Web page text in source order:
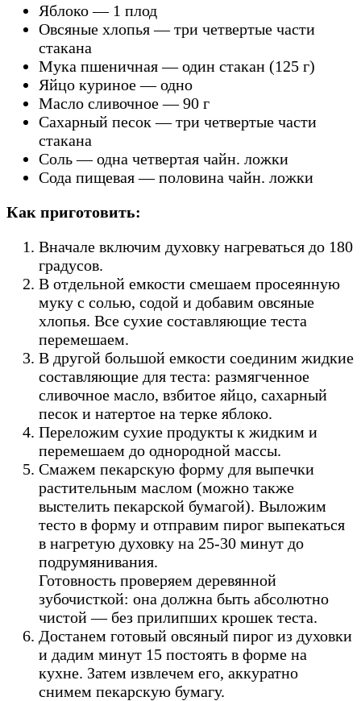
Яблоко — 1 плод
Овсяные хлопья — три четвертые части
стакана
Мука пшеничная — один стакан (125 г)
Яйцо куриное — одно
Масло сливочное — 90 г
Сахарный песок — три четвертые части
стакана
Соль — одна четвертая чайн. ложки
Сода пищевая — половина чайн. ложки
Как приготовить:
Вначале включим духовку нагреваться до 180
градусов.
В отдельной емкости смешаем просеянную
муку с солью, содой и добавим овсяные
хлопья. Все сухие составляющие теста
перемешаем.
В другой большой емкости соединим жидкие
составляющие для теста: размягченное
сливочное масло, взбитое яйцо, сахарный
песок и натертое на терке яблоко.
Переложим сухие продукты к жидким и
перемешаем до однородной массы.
Смажем пекарскую форму для выпечки
растительным маслом (можно также
выстелить пекарской бумагой). Выложим
тесто в форму и отправим пирог выпекаться
в нагретую духовку на 25-30 минут до
подрумянивания.
Готовность проверяем деревянной
зубочисткой: она должна быть абсолютно
чистой — без прилипших крошек теста.
Достанем готовый овсяный пирог из духовки
и дадим минут 15 постоять в форме на
кухне. Затем извлечем его, аккуратно
снимем пекарскую бумагу.